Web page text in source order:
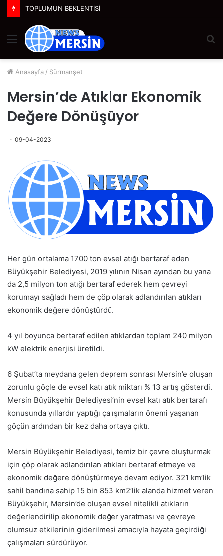
TOPLUMUN BEKLENTİSİ
Menü
Anasayfa / Sürmanşet
Mersin’de Atıklar Ekonomik
Değere Dönüşüyor
09-04-2023
Her gün ortalama 1700 ton evsel atığı bertaraf eden
Büyükşehir Belediyesi, 2019 yılının Nisan ayından bu yana
da 2,5 milyon ton atığı bertaraf ederek hem çevreyi
korumayı sağladı hem de çöp olarak adlandırılan atıkları
ekonomik değere dönüştürdü.
4 yıl boyunca bertaraf edilen atıklardan toplam 240 milyon
kW elektrik enerjisi üretildi.
6 Şubat’ta meydana gelen deprem sonrası Mersin’e oluşan
zorunlu göçle de evsel katı atık miktarı % 13 artış gösterdi.
Mersin Büyükşehir Belediyesi’nin evsel katı atık bertarafı
konusunda yıllardır yaptığı çalışmaların önemi yaşanan
göçün ardından bir kez daha ortaya çıktı.
Mersin Büyükşehir Belediyesi, temiz bir çevre oluşturmak
için çöp olarak adlandırılan atıkları bertaraf etmeye ve
ekonomik değere dönüştürmeye devam ediyor. 321 km’lik
sahil bandına sahip 15 bin 853 km2’lik alanda hizmet veren
Büyükşehir, Mersin’de oluşan evsel nitelikli atıkların
değerlendirilip ekonomik değer yaratması ve çevreye
olumsuz etkilerinin giderilmesi amacıyla hayata geçirdiği
çalışmaları sürdürüyor.